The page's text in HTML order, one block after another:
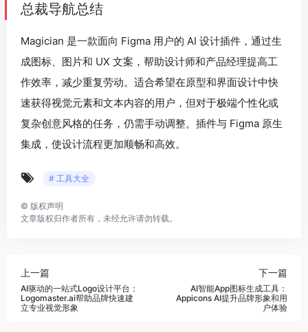
总裁导航总结
Magician 是一款面向 Figma 用户的 AI 设计插件，通过生
成图标、图片和 UX 文案，帮助设计师和产品经理提高工
作效率，减少重复劳动。适合希望在原型和界面设计中快
速获得视觉元素和文本内容的用户，但对于极端个性化或
复杂创意风格的任务，仍需手动调整。插件与 Figma 原生
集成，使设计流程更加顺畅和高效。
# 工具大全
© 版权声明
文章版权归作者所有，未经允许请勿转载。
上一篇
AI驱动的一站式Logo设计平台：
Logomaster.ai帮助品牌快速建
立专业视觉形象
下一篇
AI智能App图标生成工具：
Appicons AI提升品牌形象和用
户体验